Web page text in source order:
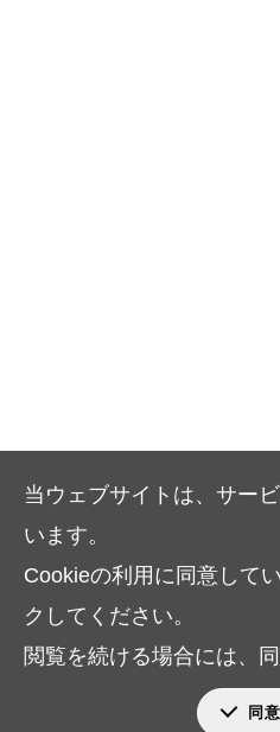
当ウェブサイトは、サー
います。
Cookieの利用に同意して
クしてください。
閲覧を続ける場合には、
同